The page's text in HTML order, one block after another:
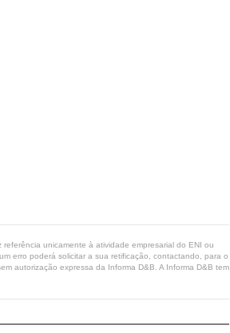
unicamente à atividade empresarial do ENI ou
erro poderá solicitar a sua retificação, contactando, para o
autorização expressa da Informa D&B. A Informa D&B tem